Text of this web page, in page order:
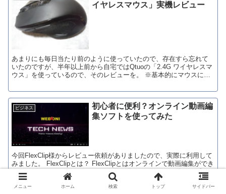
イヤレスマウス」実機レビュー
あまりにも毎日当たり前のように使っていたので、存在すら忘れて
いたのですが、半年以上前から自宅ではQtuoの「2.4G ワイヤレスマ
ウス」を使っているので、そのレビューを。 ※基本的にマウスに拘
ビジネス
初心者に便利？オンライン動画編
集ソフトを使ってみた
今回FlexClip様からレビュー依頼がありましたので、実際に利用して
みました。 FlexClipとは？ FlexClipとはオンラインで動画編集ができ
るサービスです。 インスタグラム用の動画からYoutube動画、プレ
ゼン...
メニュー ホーム 検索 トップ サイドバー